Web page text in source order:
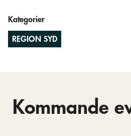
Kategorier
REGION SYD
Kommande